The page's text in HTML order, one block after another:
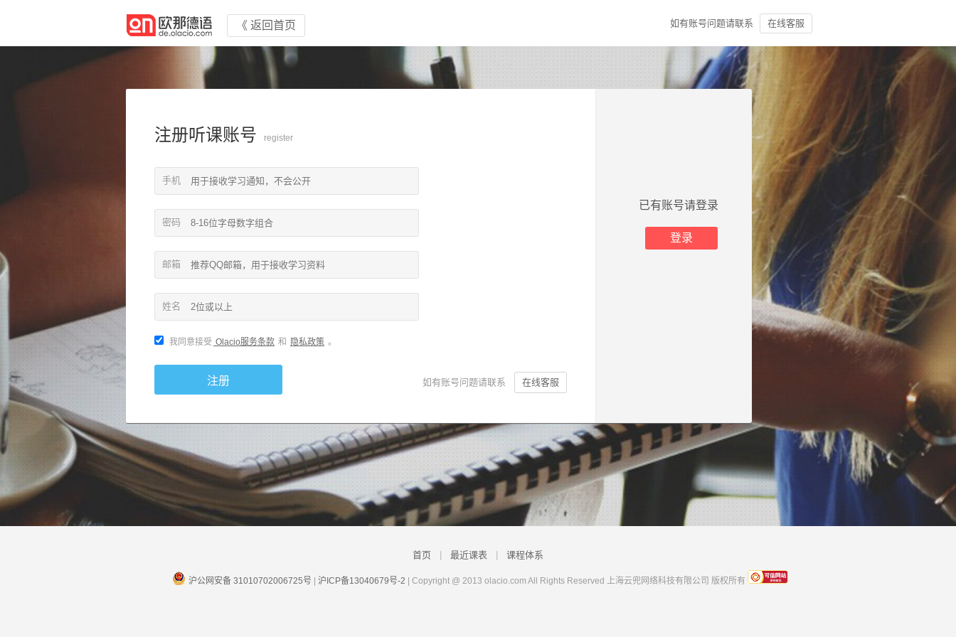
《 返回首页 如有账号问题请联系 在线客服
注册听课账号 register
手机
密码
邮箱
姓名
我同意接受 Olacio服务条款 和 隐私政策 。
注册 如有账号问题请联系 在线客服
已有账号请登录
登录
首页 最近课表 课程体系
沪公网安备 31010702006725号 沪ICP备13040679号-2 | Copyright @ 2013 olacio.com All Rights Reserved 上海云兜网络科技有限公司 版权所有